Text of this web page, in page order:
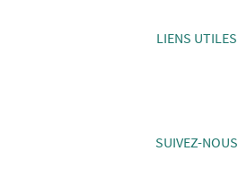
LIENS UTILES
SUIVEZ-NOUS